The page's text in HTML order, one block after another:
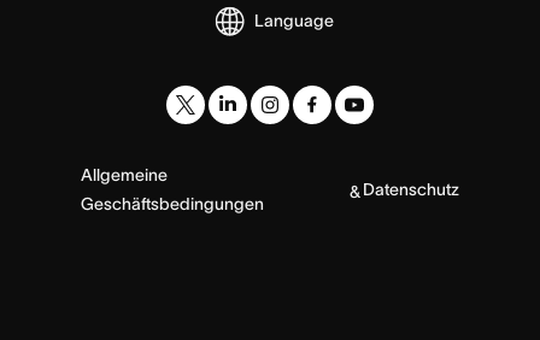
Language
Allgemeine
Geschäftsbedingungen
& Datenschutz